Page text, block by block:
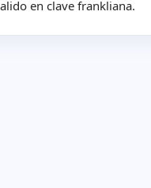
en clave frankliana.